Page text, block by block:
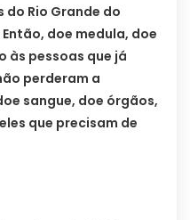
Rio Grande do
doe medula, doe
às pessoas que já
perderam a
sangue, doe órgãos,
que precisam de